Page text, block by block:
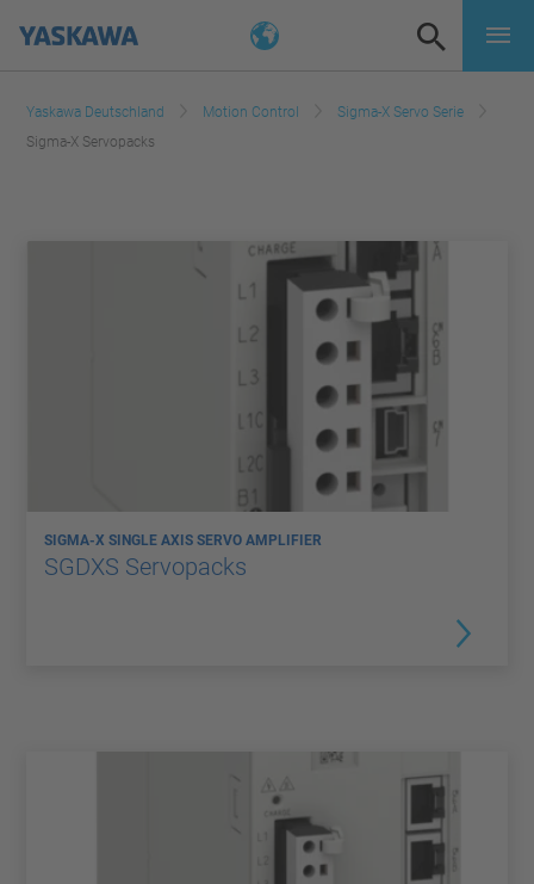
Yaskawa Deutschland Motion Control
Sigma-X Servo Serie
Sigma-X Servopacks
SIGMA-X SINGLE AXIS SERVO AMPLIFIER
SGDXS Servopacks